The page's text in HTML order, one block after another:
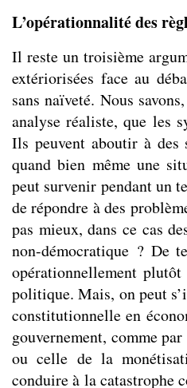
L’opérationnalité des
Il reste un troisième
extériorisées face au
sans naïveté. Nous
analyse réaliste, que les
Ils peuvent aboutir à des
quand bien même une
peut survenir pendant un
de répondre à des
pas mieux, dans ce cas
non-démocratique ? De
opérationnellement
politique. Mais, on peut
constitutionnelle en
gouvernement, comme
ou celle de la
conduire à la catastrophe